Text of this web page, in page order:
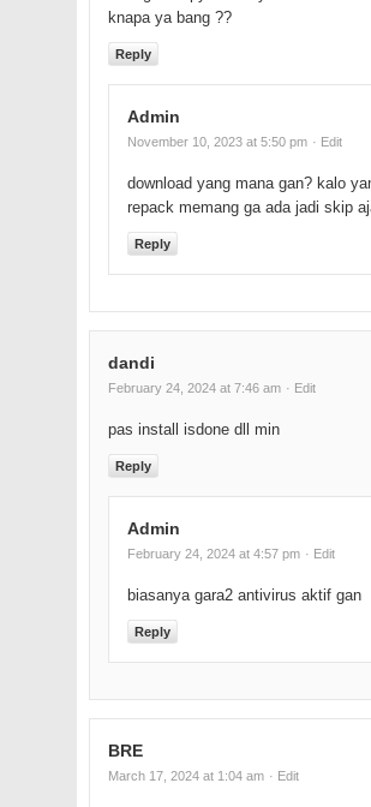
knapa ya bang ??
Reply
Admin
November 10, 2023 at 5:50 pm · Edit
download yang mana gan? kalo
repack memang ga ada jadi skip
Reply
dandi
February 24, 2024 at 7:46 am · Edit
pas install isdone dll min
Reply
Admin
February 24, 2024 at 4:57 pm · Edit
biasanya gara2 antivirus aktif gan
Reply
BRE
March 17, 2024 at 1:04 am · Edit